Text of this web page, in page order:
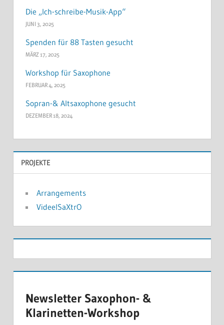
Die „Ich-schreibe-Musik-App“
JUNI 3, 2025
Spenden für 88 Tasten gesucht
MÄRZ 17, 2025
Workshop für Saxophone
FEBRUAR 4, 2025
Sopran-& Altsaxophone gesucht
DEZEMBER 18, 2024
PROJEKTE
Arrangements
VideelSaXtrO
Newsletter Saxophon- &
Klarinetten-Workshop